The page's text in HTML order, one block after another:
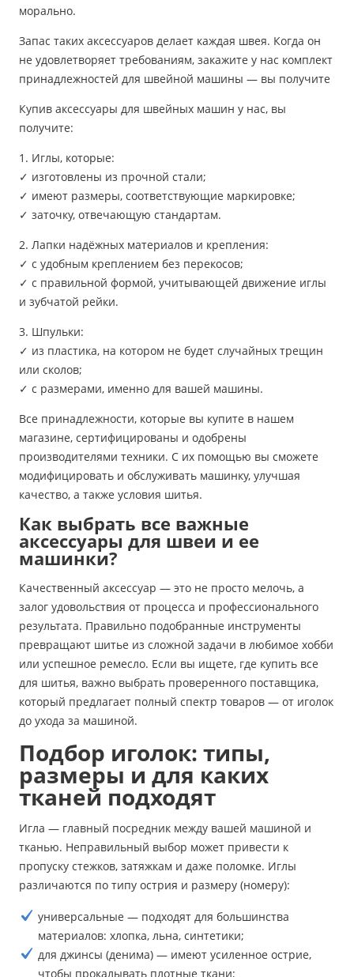
морально.
Запас таких аксессуаров делает каждая швея. Когда он
не удовлетворяет требованиям, закажите у нас комплект
принадлежностей для швейной машины — вы получите
Купив аксессуары для швейных машин у нас, вы
получите:
1. Иглы, которые:
✓ изготовлены из прочной стали;
✓ имеют размеры, соответствующие маркировке;
✓ заточку, отвечающую стандартам.
2. Лапки надёжных материалов и крепления:
✓ с удобным креплением без перекосов;
✓ с правильной формой, учитывающей движение иглы
и зубчатой рейки.
3. Шпульки:
✓ из пластика, на котором не будет случайных трещин
или сколов;
✓ с размерами, именно для вашей машины.
Все принадлежности, которые вы купите в нашем
магазине, сертифицированы и одобрены
производителями техники. С их помощью вы сможете
модифицировать и обслуживать машинку, улучшая
качество, а также условия шитья.
Как выбрать все важные
аксессуары для швеи и ее
машинки?
Качественный аксессуар — это не просто мелочь, а
залог удовольствия от процесса и профессионального
результата. Правильно подобранные инструменты
превращают шитье из сложной задачи в любимое хобби
или успешное ремесло. Если вы ищете, где купить все
для шитья, важно выбрать проверенного поставщика,
который предлагает полный спектр товаров — от иголок
до ухода за машиной.
Подбор иголок: типы,
размеры и для каких
тканей подходят
Игла — главный посредник между вашей машиной и
тканью. Неправильный выбор может привести к
пропуску стежков, затяжкам и даже поломке. Иглы
различаются по типу острия и размеру (номеру):
универсальные — подходят для большинства
материалов: хлопка, льна, синтетики;
для джинсы (денима) — имеют усиленное острие,
чтобы прокалывать плотные ткани;